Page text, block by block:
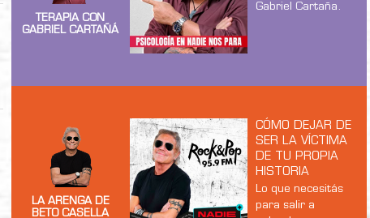
TERAPIA CON
GABRIEL CARTAÑÁ
Gabriel Cartaña.
LA ARENGA DE
BETO CASELLA
CÓMO DEJAR DE
SER LA VÍCTIMA
DE TU PROPIA
HISTORIA
Lo que necesitás
para salir a